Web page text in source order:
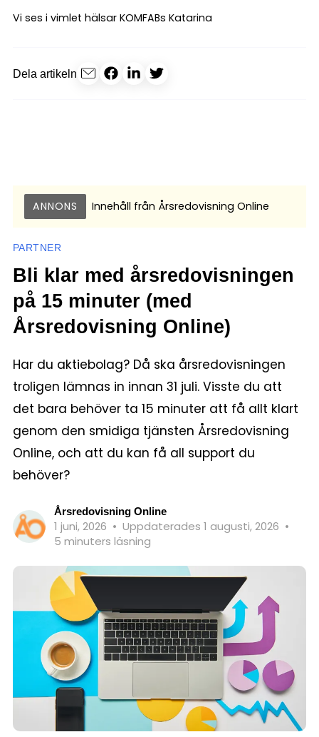
Vi ses i vimlet hälsar KOMFABs Katarina
Dela artikeln
ANNONS Innehåll från Årsredovisning Online
PARTNER
Bli klar med årsredovisningen
på 15 minuter (med
Årsredovisning Online)
Har du aktiebolag? Då ska årsredovisningen
troligen lämnas in innan 31 juli. Visste du att
det bara behöver ta 15 minuter att få allt klart
genom den smidiga tjänsten Årsredovisning
Online, och att du kan få all support du
behöver?
Årsredovisning Online
1 juni, 2026 • Uppdaterades 1 augusti, 2026 •
5 minuters läsning